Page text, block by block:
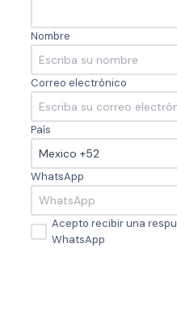
Nombre
Correo electrónico
País
WhatsApp
Acepto recibir una
WhatsApp